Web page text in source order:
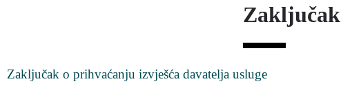
Zaključak o prihvaćanju izvješća davatelja usluge